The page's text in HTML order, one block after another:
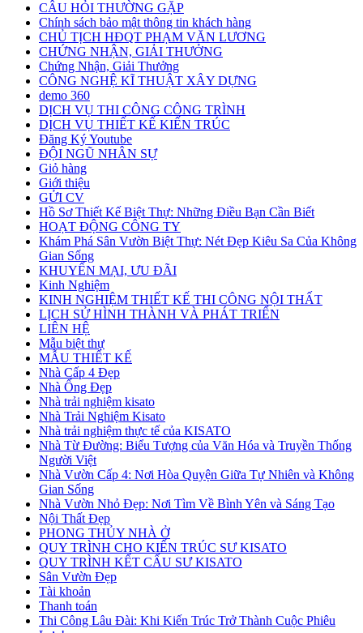
CÂU HỎI THƯỜNG GẶP
Chính sách bảo mật thông tin khách hàng
CHỦ TỊCH HĐQT PHẠM VĂN LƯƠNG
CHỨNG NHẬN, GIẢI THƯỞNG
Chứng Nhận, Giải Thưởng
CÔNG NGHỆ KĨ THUẬT XÂY DỰNG
demo 360
DỊCH VỤ THI CÔNG CÔNG TRÌNH
DỊCH VỤ THIẾT KẾ KIẾN TRÚC
Đăng Ký Youtube
ĐỘI NGŨ NHÂN SỰ
Giỏ hàng
Giới thiệu
GỬI CV
Hồ Sơ Thiết Kế Biệt Thự: Những Điều Bạn Cần Biết
HOẠT ĐỘNG CÔNG TY
Khám Phá Sân Vườn Biệt Thự: Nét Đẹp Kiêu Sa Của Không
Gian Sống
KHUYẾN MẠI, ƯU ĐÃI
Kinh Nghiệm
KINH NGHIỆM THIẾT KẾ THI CÔNG NỘI THẤT
LỊCH SỬ HÌNH THÀNH VÀ PHÁT TRIỂN
LIÊN HỆ
Mẫu biệt thự
MẪU THIẾT KẾ
Nhà Cấp 4 Đẹp
Nhà Ống Đẹp
Nhà trải nghiệm kisato
Nhà Trải Nghiệm Kisato
Nhà trải nghiệm thực tế của KISATO
Nhà Từ Đường: Biểu Tượng của Văn Hóa và Truyền Thống
Người Việt
Nhà Vườn Cấp 4: Nơi Hòa Quyện Giữa Tự Nhiên và Không
Gian Sống
Nhà Vườn Nhỏ Đẹp: Nơi Tìm Về Bình Yên và Sáng Tạo
Nội Thất Đẹp
PHONG THỦY NHÀ Ở
QUY TRÌNH CHO KIẾN TRÚC SƯ KISATO
QUY TRÌNH KẾT CẤU SƯ KISATO
Sân Vườn Đẹp
Tài khoản
Thanh toán
Thi Công Lâu Đài: Khi Kiến Trúc Trở Thành Cuộc Phiêu